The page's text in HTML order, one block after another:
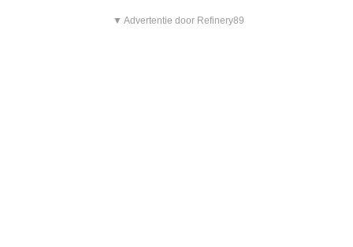
▼ Advertentie door Refinery89